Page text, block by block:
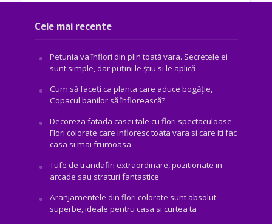
Cele mai recente
Petunia va înflori din plin toată vara. Secretele ei
sunt simple, dar puțini le știu si le aplică
Cum să faceți ca planta care aduce bogăţie,
Copacul banilor să înflorească?
Decoreza fatada casei tale cu flori spectaculoase.
Flori colorate care infloresc toata vara si care iti fac
casa si mai frumoasa
Tufe de trandafiri extraordinare, pozitionate in
arcade sau straturi fantastice
Aranjamentele din flori colorate sunt absolut
superbe, ideale pentru casa si curtea ta